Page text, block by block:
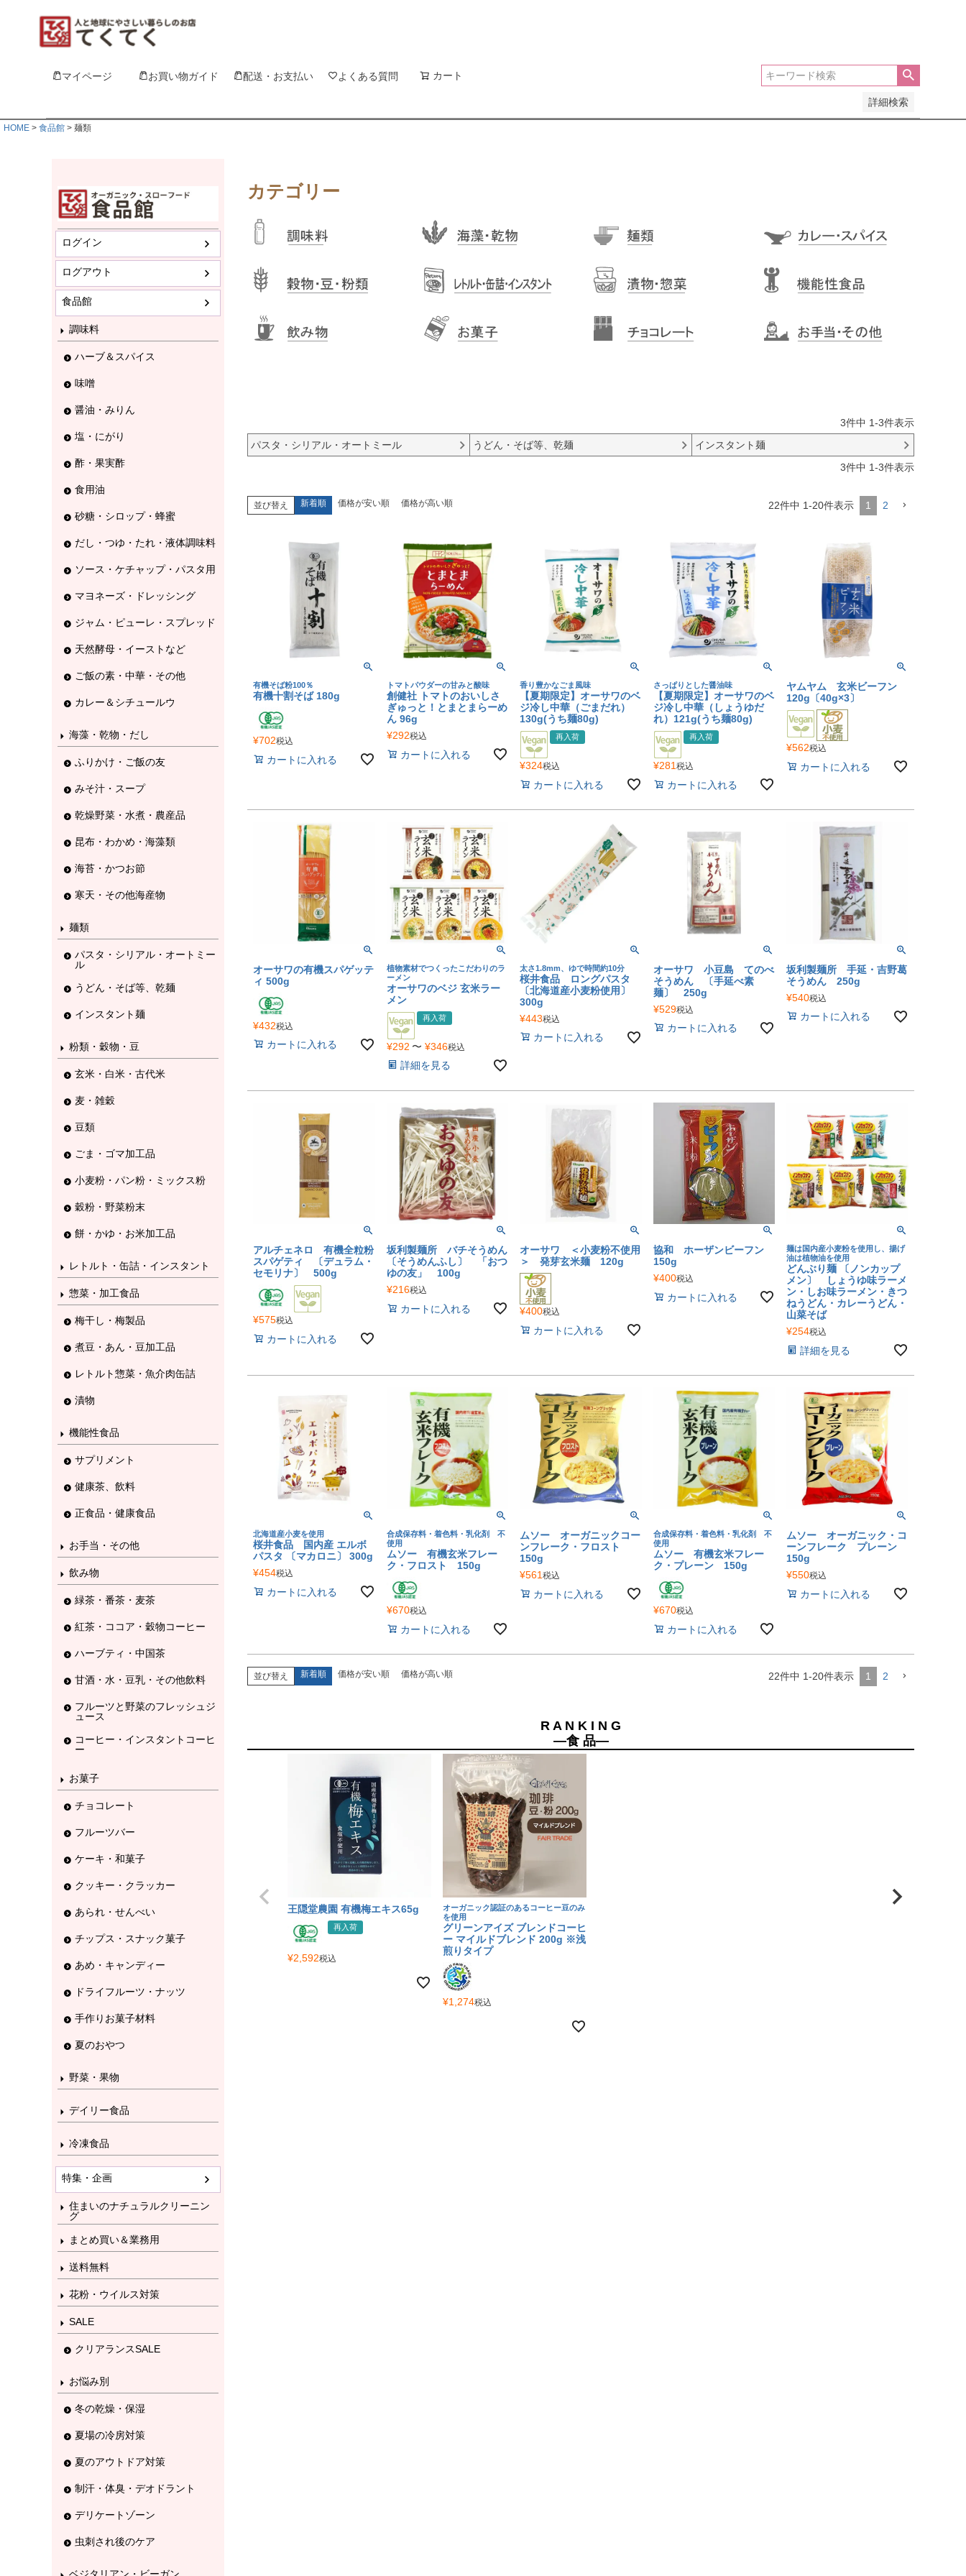
マイページ お買い物ガイド 配送・お支払い よくある質問 カート
詳細検索
HOME 食品館 麺類
ログイン
ログアウト
食品館
調味料
ハーブ＆スパイス
味噌
醤油・みりん
塩・にがり
酢・果実酢
食用油
砂糖・シロップ・蜂蜜
だし・つゆ・たれ・液体調味料
ソース・ケチャップ・パスタ用
マヨネーズ・ドレッシング
ジャム・ピューレ・スプレッド
天然酵母・イーストなど
ご飯の素・中華・その他
カレー＆シチュールウ
海藻・乾物・だし
ふりかけ・ご飯の友
みそ汁・スープ
乾燥野菜・水煮・農産品
昆布・わかめ・海藻類
海苔・かつお節
寒天・その他海産物
麺類
パスタ・シリアル・オートミー
ル
うどん・そば等、乾麺
インスタント麺
粉類・穀物・豆
玄米・白米・古代米
麦・雑穀
豆類
ごま・ゴマ加工品
小麦粉・パン粉・ミックス粉
穀粉・野菜粉末
餅・かゆ・お米加工品
レトルト・缶詰・インスタント
惣菜・加工食品
梅干し・梅製品
煮豆・あん・豆加工品
レトルト惣菜・魚介肉缶詰
漬物
機能性食品
サプリメント
健康茶、飲料
正食品・健康食品
お手当・その他
飲み物
緑茶・番茶・麦茶
紅茶・ココア・穀物コーヒー
ハーブティ・中国茶
甘酒・水・豆乳・その他飲料
フルーツと野菜のフレッシュジ
ュース
コーヒー・インスタントコーヒ
ー
お菓子
チョコレート
フルーツバー
ケーキ・和菓子
クッキー・クラッカー
あられ・せんべい
チップス・スナック菓子
あめ・キャンディー
ドライフルーツ・ナッツ
手作りお菓子材料
夏のおやつ
野菜・果物
デイリー食品
冷凍食品
特集・企画
住まいのナチュラルクリーニン
グ
まとめ買い＆業務用
送料無料
花粉・ウイルス対策
SALE
クリアランスSALE
お悩み別
冬の乾燥・保湿
夏場の冷房対策
夏のアウトドア対策
制汗・体臭・デオドラント
デリケートゾーン
虫刺され後のケア
カテゴリー
3件中 1-3件表示
パスタ・シリアル・オートミール
うどん・そば等、乾麺
インスタント麺
3件中 1-3件表示
並び替え 新着順 価格が安い順 価格が高い順 22件中 1-20件表示 1 2
有機そば粉100％
有機十割そば 180g
¥702税込
カートに入れる
トマトパウダーの甘みと酸味
創健社 トマトのおいしさ
ぎゅっと！とまとまらーめ
ん 96g
¥292税込
カートに入れる
香り豊かなごま風味
【夏期限定】オーサワのベ
ジ冷し中華（ごまだれ）
130g(うち麺80g)
再入荷
¥324税込
カートに入れる
さっぱりとした醤油味
【夏期限定】オーサワのベ
ジ冷し中華（しょうゆだ
れ）121g(うち麺80g)
再入荷
¥281税込
カートに入れる
ヤムヤム 玄米ビーフン
120g〔40g×3〕
¥562税込
カートに入れる
オーサワの有機スパゲッテ
ィ 500g
¥432税込
カートに入れる
植物素材でつくったこだわりのラ
ーメン
オーサワのベジ 玄米ラー
メン
再入荷
¥292 〜 ¥346税込
詳細を見る
太さ1.8mm、ゆで時間約10分
桜井食品 ロングパスタ
〔北海道産小麦粉使用〕
300g
¥443税込
カートに入れる
オーサワ 小豆島 てのべ
そうめん 〔手延べ素
麺〕 250g
¥529税込
カートに入れる
坂利製麺所 手延・吉野葛
そうめん 250g
¥540税込
カートに入れる
アルチェネロ 有機全粒粉
スパゲティ 〔デュラム・
セモリナ〕 500g
¥575税込
カートに入れる
坂利製麺所 バチそうめん
〔そうめんふし〕 「おつ
ゆの友」 100g
¥216税込
カートに入れる
オーサワ ＜小麦粉不使用
＞ 発芽玄米麺 120g
¥400税込
カートに入れる
協和 ホーザンビーフン
150g
¥400税込
カートに入れる
麺は国内産小麦粉を使用し、揚げ
油は植物油を使用
どんぶり麺 〔ノンカップ
メン〕 しょうゆ味ラーメ
ン・しお味ラーメン・きつ
ねうどん・カレーうどん・
山菜そば
¥254税込
詳細を見る
北海道産小麦を使用
桜井食品 国内産 エルボ
パスタ 〔マカロニ〕 300g
¥454税込
カートに入れる
合成保存料・着色料・乳化剤 不
使用
ムソー 有機玄米フレー
ク・フロスト 150g
¥670税込
カートに入れる
ムソー オーガニックコー
ンフレーク・フロスト
150g
¥561税込
カートに入れる
合成保存料・着色料・乳化剤 不
使用
ムソー 有機玄米フレー
ク・プレーン 150g
¥670税込
カートに入れる
ムソー オーガニック・コ
ーンフレーク プレーン
150g
¥550税込
カートに入れる
並び替え 新着順 価格が安い順 価格が高い順 22件中 1-20件表示 1 2
R A N K I N G
―食 品―
王隠堂農園 有機梅エキス65g
再入荷
¥2,592税込
オーガニック認証のあるコーヒー豆のみ
を使用
グリーンアイズ ブレンドコーヒ
ー マイルドブレンド 200g ※浅
煎りタイプ
¥1,274税込